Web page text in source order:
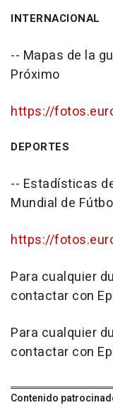
INTERNACIONAL
-- Mapas de la
Próximo
https://
DEPORTES
-- Estadísticas
Mundial de
https://
Para cualquier
contactar con
Para cualquier
contactar con
Contenido